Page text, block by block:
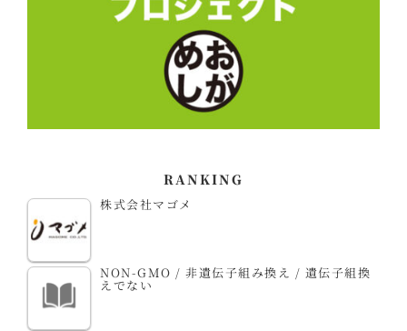
RANKING
株式会社マゴメ
NON-GMO / 非遺伝子組み換え / 遺伝子組換
えでない